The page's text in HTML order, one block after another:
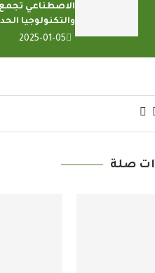
الاصطناعي تجمع
والتكنولوجيا
2025-01-05
صلة